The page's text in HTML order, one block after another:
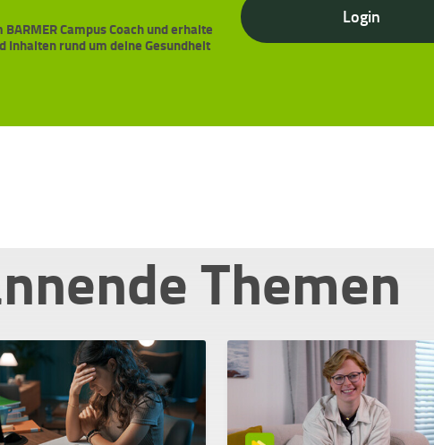
Campus Coach und erhalte
Inhalten rund um deine Gesundheit
Login
Themen